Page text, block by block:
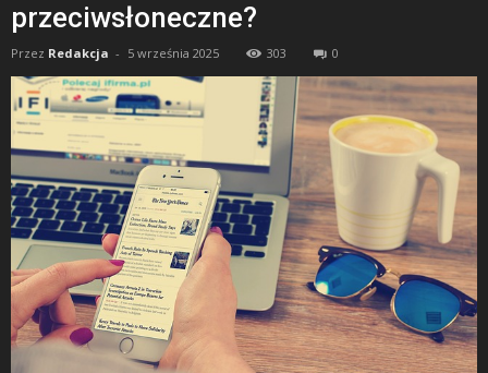
przeciwsłoneczne?
Przez Redakcja - 5 września 2025 303 0